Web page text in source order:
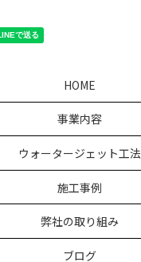
HOME
事業内容
ウォータージェット工法
施工事例
弊社の取り組み
ブログ